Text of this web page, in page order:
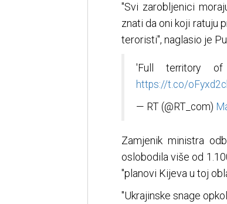
"Svi zarobljenici
znati da oni koji ratuju
teroristi", naglasio je
'Full territory
https://t.co/
— RT (@RT_com)
Zamjenik ministra
oslobodila više od
"planovi Kijeva u toj
"Ukrajinske snage